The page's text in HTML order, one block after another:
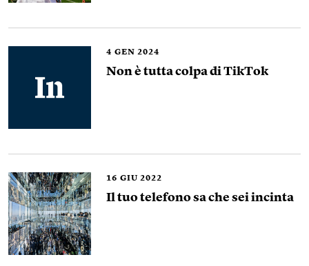
4 GEN 2024
Non è tutta colpa di TikTok
16 GIU 2022
Il tuo telefono sa che sei incinta